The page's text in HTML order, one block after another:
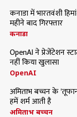
कनाडा में भारतवंशी
महीने बाद गिरफ्तार
कनाडा
OpenAI ने प्रेजेंटेशन
नहीं किया खुलासा
OpenAI
अमिताभ बच्चन के
हमें शर्म आती है
अमिताभ बच्चन